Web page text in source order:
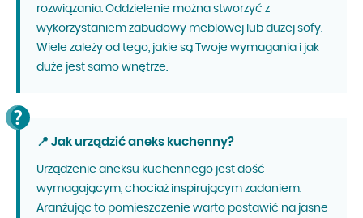
rozwiązania. Oddzielenie można stworzyć z
wykorzystaniem zabudowy meblowej lub dużej sofy.
Wiele zależy od tego, jakie są Twoje wymagania i jak
duże jest samo wnętrze.
📍 Jak urządzić aneks kuchenny?
Urządzenie aneksu kuchennego jest dość
wymagającym, chociaż inspirującym zadaniem.
Aranżując to pomieszczenie warto postawić na jasne